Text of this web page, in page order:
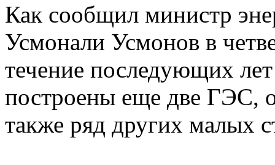
Как сообщил министр
Усмонали Усмонов в
течение последующих
построены еще две
также ряд других малых